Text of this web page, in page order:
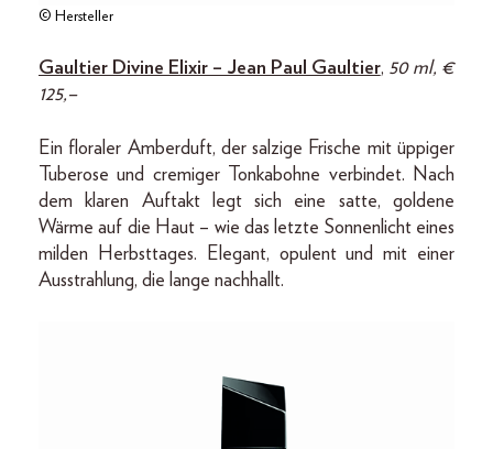
© Hersteller
Gaultier Divine Elixir – Jean Paul Gaultier, 50 ml, €
125,–
Ein floraler Amberduft, der salzige Frische mit üppiger
Tuberose und cremiger Tonkabohne verbindet. Nach
dem klaren Auftakt legt sich eine satte, goldene
Wärme auf die Haut – wie das letzte Sonnenlicht eines
milden Herbsttages. Elegant, opulent und mit einer
Ausstrahlung, die lange nachhallt.